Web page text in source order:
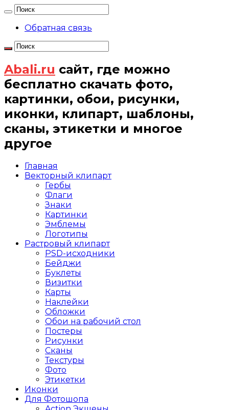
Обратная связь
Abali.ru сайт, где можно
бесплатно скачать фото,
картинки, обои, рисунки,
иконки, клипарт, шаблоны,
сканы, этикетки и многое
другое
Главная
Векторный клипарт
Гербы
Флаги
Знаки
Картинки
Эмблемы
Логотипы
Растровый клипарт
PSD-исходники
Бейджи
Буклеты
Визитки
Карты
Наклейки
Обложки
Обои на рабочий стол
Постеры
Рисунки
Сканы
Текстуры
Фото
Этикетки
Иконки
Для Фотошопа